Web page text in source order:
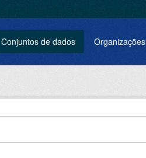
Conjuntos de dados Organizações